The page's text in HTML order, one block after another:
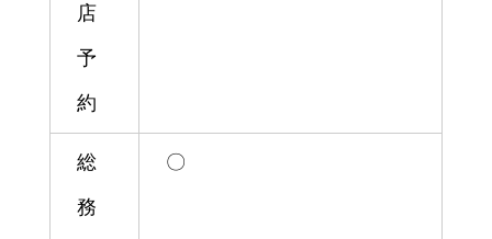
店
予
約
総
務
〇